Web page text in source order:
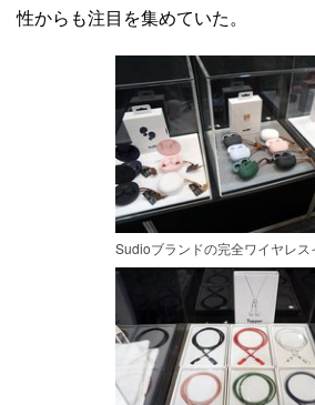
性からも注目を集めていた。
Sudioブランドの完全ワイヤレス